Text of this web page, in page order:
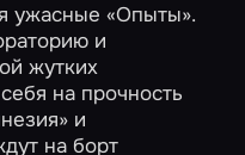
ужасные«Опыты».
и
жутких
на прочность
и
на борт